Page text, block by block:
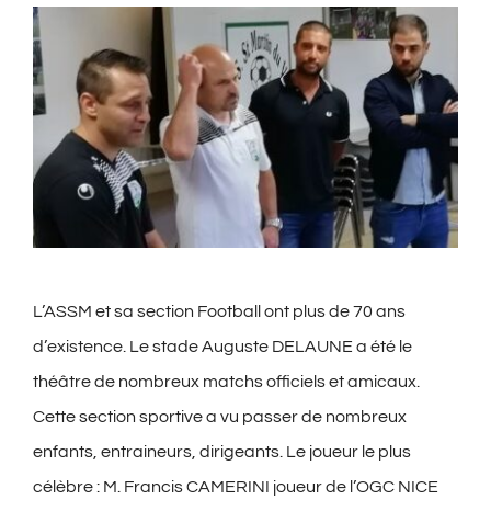
L’ASSM et sa section Football ont plus de 70 ans
d’existence. Le stade Auguste DELAUNE a été le
théâtre de nombreux matchs officiels et amicaux.
Cette section sportive a vu passer de nombreux
enfants, entraineurs, dirigeants. Le joueur le plus
célèbre : M. Francis CAMERINI joueur de l’OGC NICE